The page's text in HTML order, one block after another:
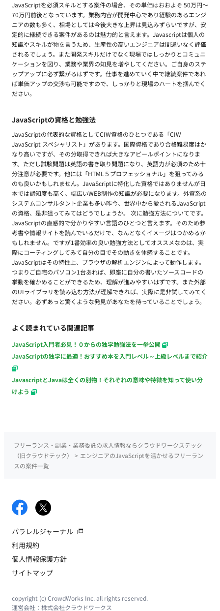
JavaScriptを必須スキルとする案件の場合、その単価はおおよそ 50万円〜
70万円前後となっています。業務内容が開発中心であり経験のあるエンジ
ニアの数も多く、相場としては今後大きな上昇は見込みずらいですが、安
定的に継続できる案件があるのは魅力的と言えます。Javascriptは個人の
知識やスキルが物を言うため、生産性の高いエンジニアは間違いなく評価
されるでしょう。また開発スキルだけでなく現場ではしっかりとコミュニ
ケーションを図り、業務や業界の知見を増やしてください。ご自身のステ
ップアップに必ず繋がるはずです。仕事を進めていく中で継続案件であれ
ば単価アップの交渉も可能ですので、しっかりと現場のハートを掴んでく
ださい。
JavaScriptの資格と勉強法
JavaScriptの代表的な資格としてCIW資格のひとつである「CIW
JavaScript スペシャリスト」があります。国際資格であり合格難易度はか
なり高いですが、その分取得できれば大きなアピールポイントになりま
す。ただし試験問題は英語の書き取り問題になり、英語力が必須のため十
分注意が必要です。他には「HTML５プロフェッショナル」を狙ってみる
のも良いかもしれません。JavaScriptに特化した資格ではありませんが日
本では認知度も高く、幅広いWEB制作の知識が必要になります。外資系の
システムコンサルタント企業も多い昨今、世界中から愛されるJavaScript
の資格、是非狙ってみてはどうでしょうか。 次に勉強方法についてです。
JavaScriptの直感的で分かりやすい言語のひとつと言えます。そのため参
考書や情報サイトを読んでいるだけで、なんとなくイメージはつかめるか
もしれません。ですが1番効率の良い勉強方法としてオススメなのは、実
際にコーティングしてみて自分の目でその動きを体感することです。
JavaScriptはその特性上、ブラウザの解析エンジンによって動作します。
つまりご自宅のパソコン1台あれば、即座に自分の書いたソースコードの
挙動を確かめることができるため、理解が進みやすいはずです。また外部
のUIライブラリを読み込む方法が理解できれば、実際に是非試してみてく
ださい。必ずあっと驚くような発見があなたを待っていることでしょう。
よく読まれている関連記事
JavaScript入門者必見！０からの独学勉強法を一挙公開
JavaScriptの独学に最適！おすすめ本を入門レベル～上級レベルまで紹介
JavascriptとJavaは全くの別物！それぞれの意味や特徴を知って使い分
けよう
フリーランス・副業・業務委託の求人情報ならクラウドワークステック
（旧クラウドテック）
> エンジニアのJavaScriptを活かせるフリーラン
スの案件一覧
パラレルジャーナル
利用規約
個人情報保護方針
サイトマップ
copyright (c) CrowdWorks Inc. all rights reserved.
運営会社： 株式会社クラウドワークス